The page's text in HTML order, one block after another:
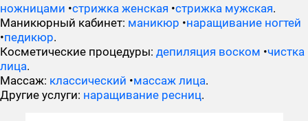
ножницами •стрижка женская •стрижка мужская.
Маникюрный кабинет: маникюр •наращивание ногтей
•педикюр.
Косметические процедуры: депиляция воском •чистка
лица.
Массаж: классический •массаж лица.
Другие услуги: наращивание ресниц.